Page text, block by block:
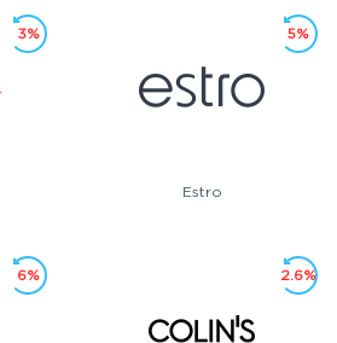
3%
Estro
5%
6% 2.6%